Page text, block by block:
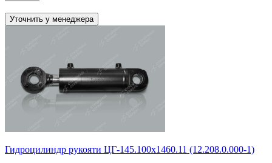
Уточнить у менеджера
Гидроцилиндр рукояти ЦГ-145.100х1460.11 (12.208.0.000-1)